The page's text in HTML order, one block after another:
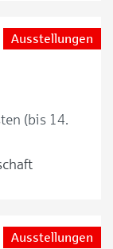
Ausstellungen
(bis 14.
Ausstellungen